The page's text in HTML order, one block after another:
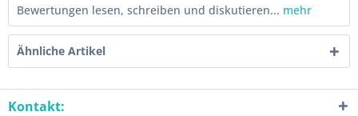
Bewertungen lesen, schreiben und diskutieren... mehr
Ähnliche Artikel
Kontakt: